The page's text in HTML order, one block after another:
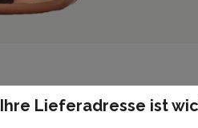
Ihre Lieferadresse ist